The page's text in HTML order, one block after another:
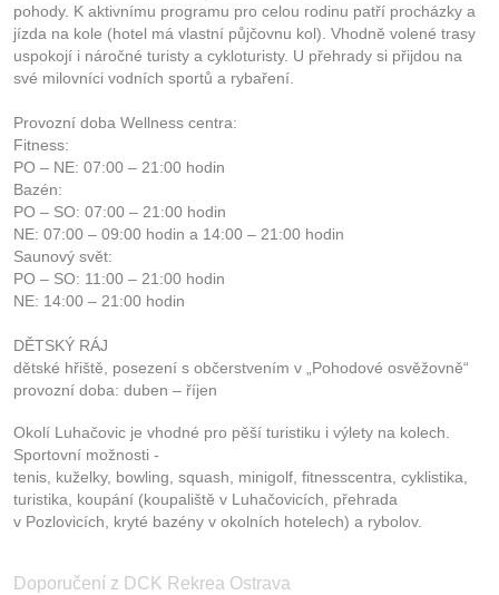
pohody. K aktivnímu programu pro celou rodinu patří procházky a
jízda na kole (hotel má vlastní půjčovnu kol). Vhodně volené trasy
uspokojí i náročné turisty a cykloturisty. U přehrady si přijdou na
své milovníci vodních sportů a rybaření.
Provozní doba Wellness centra:
Fitness:
PO – NE: 07:00 – 21:00 hodin
Bazén:
PO – SO: 07:00 – 21:00 hodin
NE: 07:00 – 09:00 hodin a 14:00 – 21:00 hodin
Saunový svět:
PO – SO: 11:00 – 21:00 hodin
NE: 14:00 – 21:00 hodin
DĚTSKÝ RÁJ
dětské hřiště, posezení s občerstvením v „Pohodové osvěžovně“
provozní doba: duben – říjen
Okolí Luhačovic je vhodné pro pěší turistiku i výlety na kolech.
Sportovní možnosti -
tenis, kuželky, bowling, squash, minigolf, fitnesscentra, cyklistika,
turistika, koupání (koupaliště v Luhačovicích, přehrada
v Pozlovicích, kryté bazény v okolních hotelech) a rybolov.
Doporučení z DCK Rekrea Ostrava